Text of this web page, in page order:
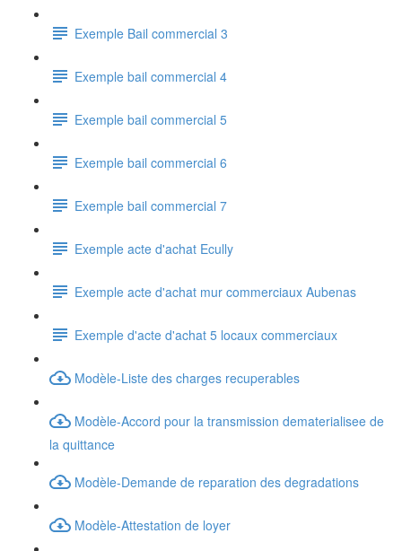
Exemple Bail commercial 3
Exemple bail commercial 4
Exemple bail commercial 5
Exemple bail commercial 6
Exemple bail commercial 7
Exemple acte d'achat Ecully
Exemple acte d'achat mur commerciaux Aubenas
Exemple d'acte d'achat 5 locaux commerciaux
Modèle-Liste des charges recuperables
Modèle-Accord pour la transmission dematerialisee de
la quittance
Modèle-Demande de reparation des degradations
Modèle-Attestation de loyer